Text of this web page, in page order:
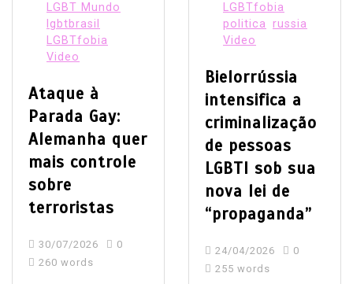
LGBT Mundo
lgbtbrasil
LGBTfobia
Video
Ataque à
Parada Gay:
Alemanha quer
mais controle
sobre
terroristas
30/07/2026
0
260 words
LGBTfobia
politica russia
Video
Bielorrússia
intensifica a
criminalização
de pessoas
LGBTI sob sua
nova lei de
“propaganda”
24/04/2026
0
255 words